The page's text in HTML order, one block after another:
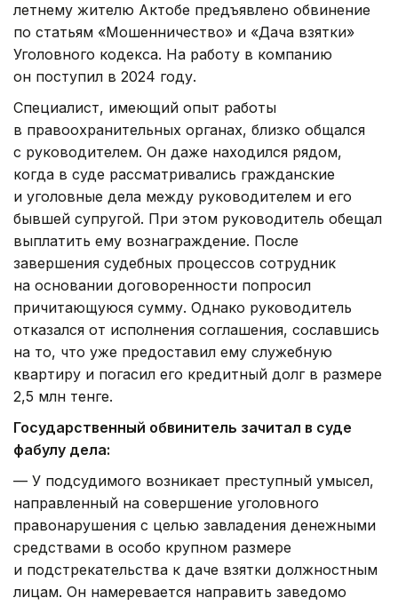
летнему жителю Актобе предъявлено обвинение
по статьям «Мошенничество» и «Дача взятки»
Уголовного кодекса. На работу в компанию
он поступил в 2024 году.
Специалист, имеющий опыт работы
в правоохранительных органах, близко общался
с руководителем. Он даже находился рядом,
когда в суде рассматривались гражданские
и уголовные дела между руководителем и его
бывшей супругой. При этом руководитель обещал
выплатить ему вознаграждение. После
завершения судебных процессов сотрудник
на основании договоренности попросил
причитающуюся сумму. Однако руководитель
отказался от исполнения соглашения, сославшись
на то, что уже предоставил ему служебную
квартиру и погасил его кредитный долг в размере
2,5 млн тенге.
Государственный обвинитель зачитал в суде
фабулу дела:
— У подсудимого возникает преступный умысел,
направленный на совершение уголовного
правонарушения с целью завладения денежными
средствами в особо крупном размере
и подстрекательства к даче взятки должностным
лицам. Он намеревается направить заведомо